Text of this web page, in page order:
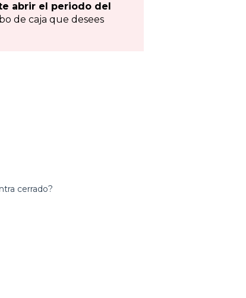
abrir el periodo del
de caja que desees
cerrado?